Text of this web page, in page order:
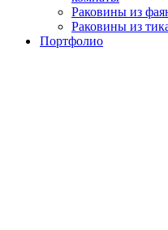
Раковины из
Раковины из
Портфолио